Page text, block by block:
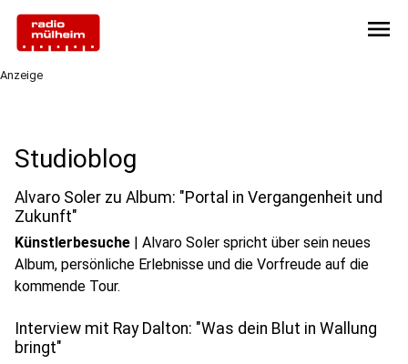
menu
Anzeige
Studioblog
Alvaro Soler zu Album: "Portal in Vergangenheit und
Zukunft"
Künstlerbesuche | Alvaro Soler spricht über sein neues
Album, persönliche Erlebnisse und die Vorfreude auf die
kommende Tour.
Interview mit Ray Dalton: "Was dein Blut in Wallung
bringt"